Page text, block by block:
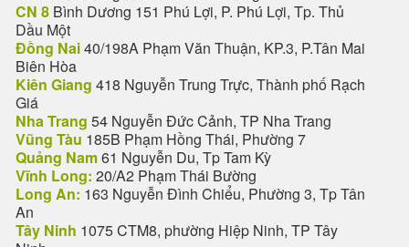
CN 8 Bình Dương 151 Phú Lợi, P. Phú Lợi, Tp. Thủ
Dầu Một
Đồng Nai40/198A Phạm Văn Thuận, KP.3, P.Tân Mai
Biên Hòa
Kiên Giang 418 Nguyễn Trung Trực, Thành phố Rạch
Giá
Nha Trang 54 Nguyễn Đức Cảnh, TP Nha Trang
Vũng Tàu 185B Phạm Hồng Thái, Phường 7
Quảng Nam61 Nguyễn Du, Tp Tam Kỳ
Vĩnh Long: 20/A2 Phạm Thái Bường
Long An: 163 Nguyễn Đình Chiểu, Phường 3, Tp Tân
An
Tây Ninh 1075 CTM8, phường Hiệp Ninh, TP Tây